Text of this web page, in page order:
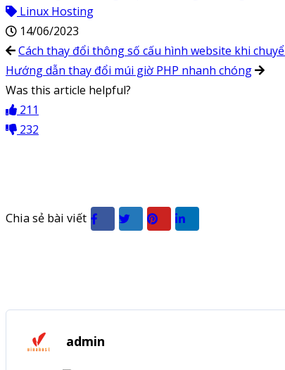
Linux Hosting
14/06/2023
Cách thay đổi thông số cấu hình website khi
Hướng dẫn thay đổi múi giờ PHP nhanh chóng
Was this article helpful?
211
232
Chia sẻ bài viết
admin